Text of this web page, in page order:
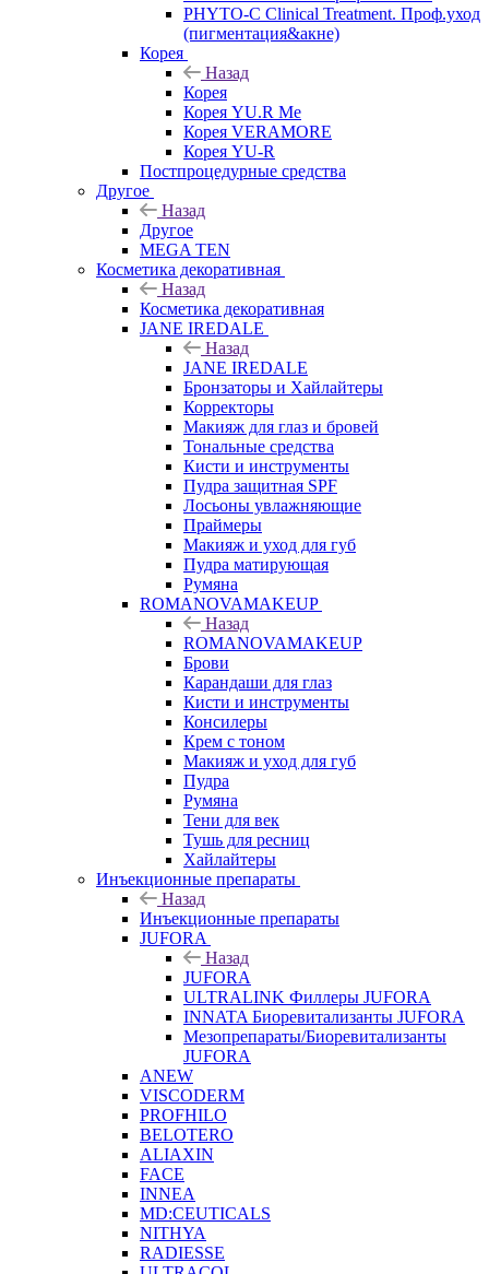
PHYTO-C Clinical Treatment. Проф.уход
(пигментация&акне)
Корея
Назад
Корея
Корея YU.R Me
Корея VERAMORE
Корея YU-R
Постпроцедурные средства
Другое
Назад
Другое
MEGA TEN
Косметика декоративная
Назад
Косметика декоративная
JANE IREDALE
Назад
JANE IREDALE
Бронзаторы и Хайлайтеры
Корректоры
Макияж для глаз и бровей
Тональные средства
Кисти и инструменты
Пудра защитная SPF
Лосьоны увлажняющие
Праймеры
Макияж и уход для губ
Пудра матирующая
Румяна
ROMANOVAMAKEUP
Назад
ROMANOVAMAKEUP
Брови
Карандаши для глаз
Кисти и инструменты
Консилеры
Крем с тоном
Макияж и уход для губ
Пудра
Румяна
Тени для век
Тушь для ресниц
Хайлайтеры
Инъекционные препараты
Назад
Инъекционные препараты
JUFORA
Назад
JUFORA
ULTRALINK Филлеры JUFORA
INNATA Биоревитализанты JUFORA
Мезопрепараты/Биоревитализанты
JUFORA
ANEW
VISCODERM
PROFHILO
BELOTERO
ALIAXIN
FACE
INNEA
MD:CEUTICALS
NITHYA
RADIESSE